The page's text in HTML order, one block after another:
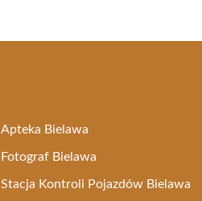
Apteka Bielawa
Fotograf Bielawa
Stacja Kontroli Pojazdów Bielawa